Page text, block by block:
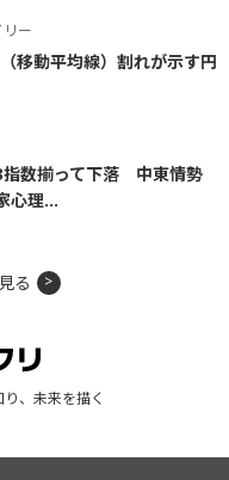
ー
移動平均線）割れが示す円
指数揃って下落 中東情勢
心理...
る
、未来を描く